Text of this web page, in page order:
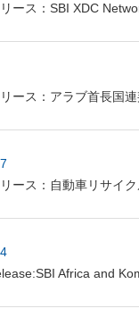
ース：SBI XDC
ース：アラブ首長国
ース：自動車リサイ
Africa and